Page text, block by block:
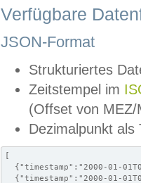
Verfügbare
JSON-Format
Strukturiertes
Zeitstempel im
(Offset von MEZ/
Dezimalpunkt als
[
{"timestamp":"2000-01-
{"timestamp":"2000-01-